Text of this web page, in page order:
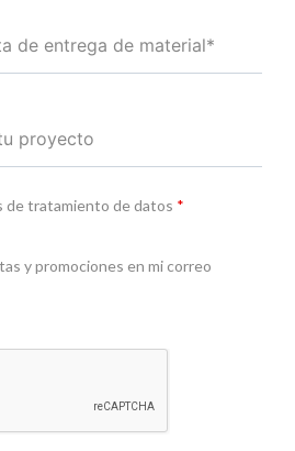
de tratamiento de datos *
y promociones en mi correo